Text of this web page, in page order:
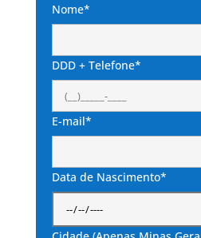
Nome*
DDD + Telefone*
E-mail*
Data de Nascimento*